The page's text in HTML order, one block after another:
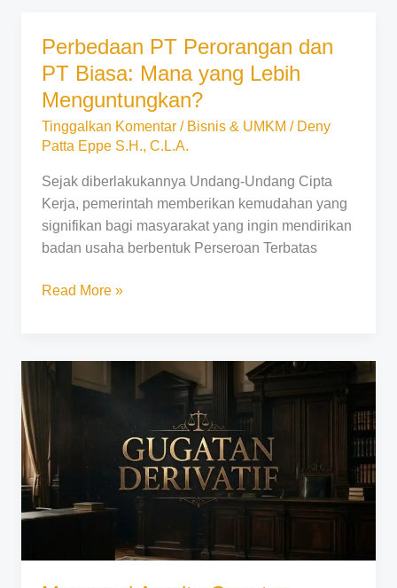
Perbedaan PT Perorangan dan
PT Biasa: Mana yang Lebih
Menguntungkan?
Tinggalkan Komentar / Bisnis & UMKM / Deny
Patta Eppe S.H., C.L.A.
Sejak diberlakukannya Undang-Undang Cipta
Kerja, pemerintah memberikan kemudahan yang
signifikan bagi masyarakat yang ingin mendirikan
badan usaha berbentuk Perseroan Terbatas
Perbedaan
PT
dan
PT
Biasa:
Mana
yang
Lebih
Menguntungkan?
Read More »
Mengenal
Gugatan
Derivatif?